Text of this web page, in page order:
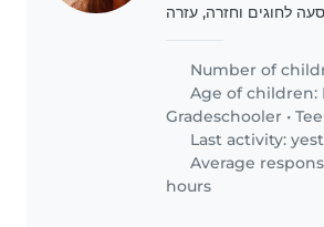
הסעה לחוגים וחזרה, עזרה
ורכב!!
Number of
Age of children:
Gradeschooler •
Last activity:
Average
hours